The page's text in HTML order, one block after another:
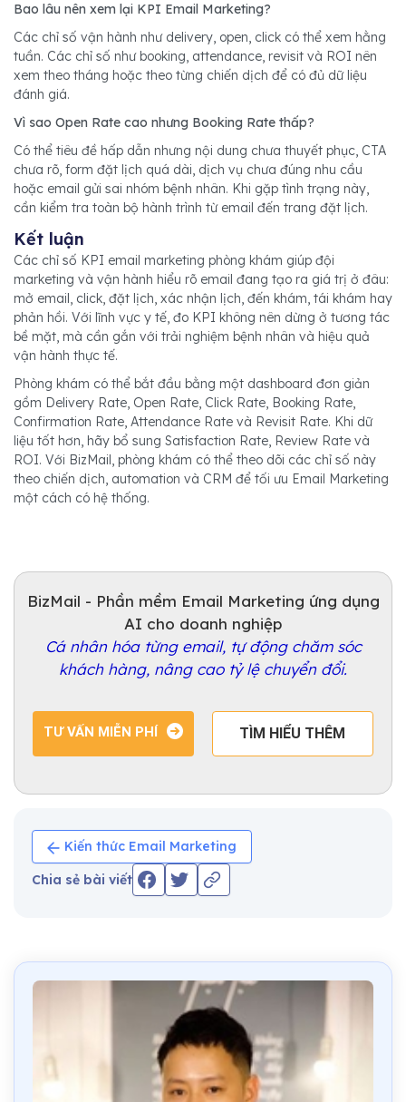
Bao lâu nên xem lại KPI Email Marketing?
Các chỉ số vận hành như delivery, open, click có thể xem hằng
tuần. Các chỉ số như booking, attendance, revisit và ROI nên
xem theo tháng hoặc theo từng chiến dịch để có đủ dữ liệu
đánh giá.
Vì sao Open Rate cao nhưng Booking Rate thấp?
Có thể tiêu đề hấp dẫn nhưng nội dung chưa thuyết phục, CTA
chưa rõ, form đặt lịch quá dài, dịch vụ chưa đúng nhu cầu
hoặc email gửi sai nhóm bệnh nhân. Khi gặp tình trạng này,
cần kiểm tra toàn bộ hành trình từ email đến trang đặt lịch.
Kết luận
Các chỉ số KPI email marketing phòng khám giúp đội
marketing và vận hành hiểu rõ email đang tạo ra giá trị ở đâu:
mở email, click, đặt lịch, xác nhận lịch, đến khám, tái khám hay
phản hồi. Với lĩnh vực y tế, đo KPI không nên dừng ở tương tác
bề mặt, mà cần gắn với trải nghiệm bệnh nhân và hiệu quả
vận hành thực tế.
Phòng khám có thể bắt đầu bằng một dashboard đơn giản
gồm Delivery Rate, Open Rate, Click Rate, Booking Rate,
Confirmation Rate, Attendance Rate và Revisit Rate. Khi dữ
liệu tốt hơn, hãy bổ sung Satisfaction Rate, Review Rate và
ROI. Với BizMail, phòng khám có thể theo dõi các chỉ số này
theo chiến dịch, automation và CRM để tối ưu Email Marketing
một cách có hệ thống.
BizMail - Phần mềm Email Marketing ứng dụng
AI cho doanh nghiệp
Cá nhân hóa từng email, tự động chăm sóc
khách hàng, nâng cao tỷ lệ chuyển đổi.
TƯ VẤN MIỄN PHÍ TÌM HIỂU THÊM
Kiến thức Email Marketing
Chia sẻ bài viết